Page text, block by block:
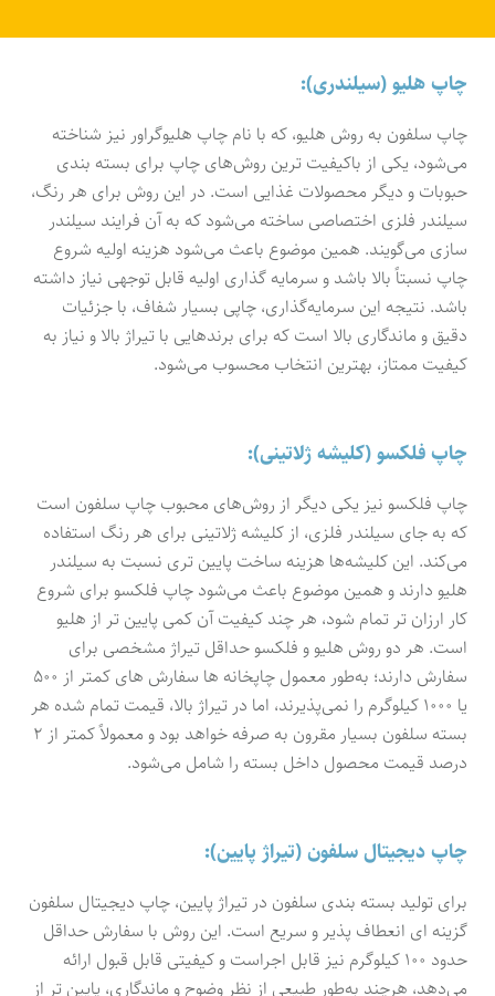
چاپ هلیو (سیلندری):
چاپ سلفون به روش هلیو، که با نام چاپ هلیوگراور نیز شناخته
می‌شود، یکی از باکیفیت ترین روش‌های چاپ برای بسته بندی
حبوبات و دیگر محصولات غذایی است. در این روش برای هر رنگ،
سیلندر فلزی اختصاصی ساخته می‌شود که به آن فرایند سیلندر
سازی می‌گویند. همین موضوع باعث می‌شود هزینه اولیه شروع
چاپ نسبتاً بالا باشد و سرمایه گذاری اولیه قابل توجهی نیاز داشته
باشد. نتیجه این سرمایه‌گذاری، چاپی بسیار شفاف، با جزئیات
دقیق و ماندگاری بالا است که برای برندهایی با تیراژ بالا و نیاز به
کیفیت ممتاز، بهترین انتخاب محسوب می‌شود.
چاپ فلکسو (کلیشه ژلاتینی):
چاپ فلکسو نیز یکی دیگر از روش‌های محبوب چاپ سلفون است
که به جای سیلندر فلزی، از کلیشه ژلاتینی برای هر رنگ استفاده
می‌کند. این کلیشه‌ها هزینه ساخت پایین تری نسبت به سیلندر
هلیو دارند و همین موضوع باعث می‌شود چاپ فلکسو برای شروع
کار ارزان تر تمام شود، هر چند کیفیت آن کمی پایین تر از هلیو
است. هر دو روش هلیو و فلکسو حداقل تیراژ مشخصی برای
سفارش دارند؛ به‌طور معمول چاپخانه ها سفارش های کمتر از ۵۰۰
یا ۱۰۰۰ کیلوگرم را نمی‌پذیرند، اما در تیراژ بالا، قیمت تمام شده هر
بسته سلفون بسیار مقرون به صرفه خواهد بود و معمولاً کمتر از ۲
درصد قیمت محصول داخل بسته را شامل می‌شود.
چاپ دیجیتال سلفون (تیراژ پایین):
برای تولید بسته بندی سلفون در تیراژ پایین، چاپ دیجیتال سلفون
گزینه ای انعطاف پذیر و سریع است. این روش با سفارش حداقل
حدود ۱۰۰ کیلوگرم نیز قابل اجراست و کیفیتی قابل قبول ارائه
می‌دهد، هرچند به‌طور طبیعی از نظر وضوح و ماندگاری، پایین تر از